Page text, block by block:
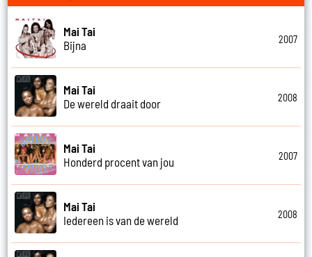
Mai Tai
Bijna
2007
Mai Tai
De wereld draait door
2008
Mai Tai
Honderd procent van jou
2007
Mai Tai
Iedereen is van de wereld
2008